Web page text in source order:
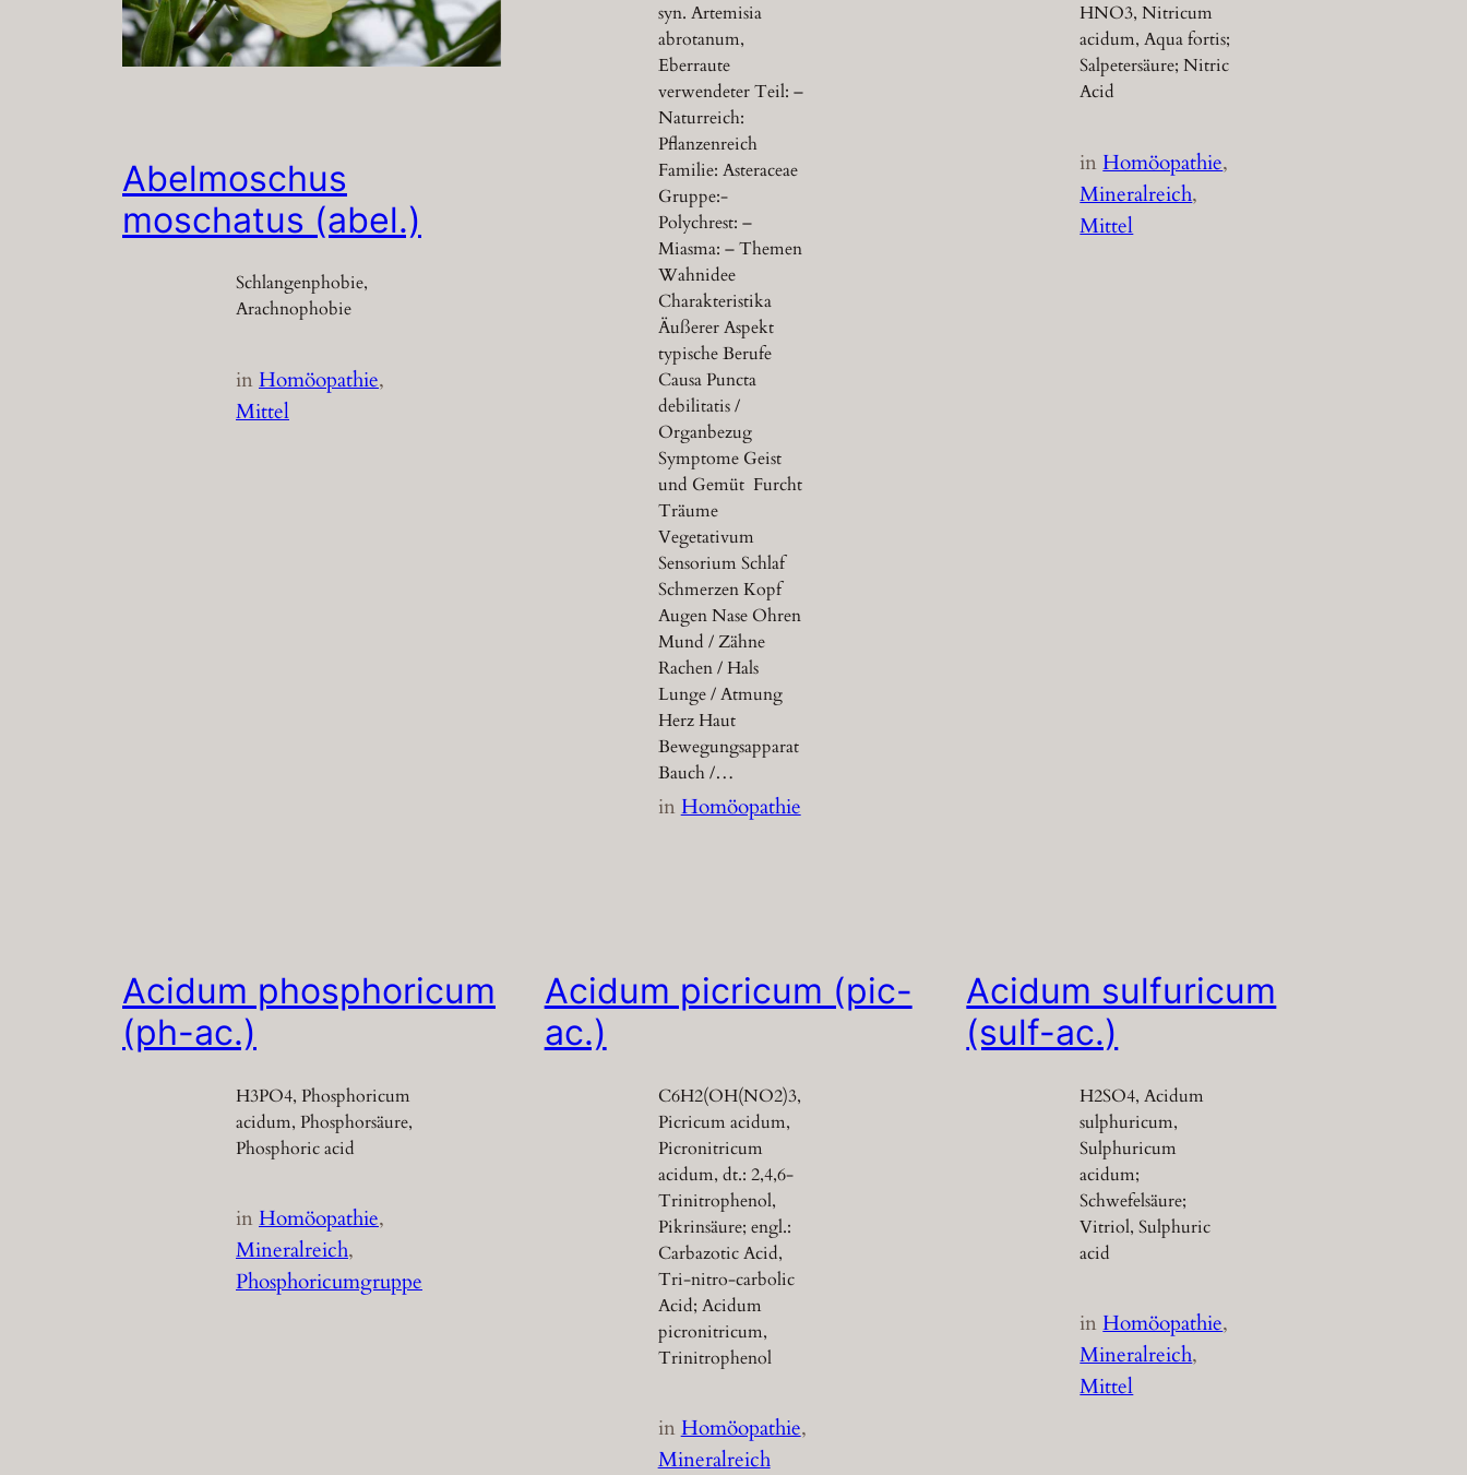
Abelmoschus
moschatus (abel.)
Schlangenphobie,
Arachnophobie
inHomöopathie
Mittel
syn. Artemisia
abrotanum,
Eberraute
verwendeter Teil: –
Naturreich:
Pflanzenreich
Familie: Asteraceae
Gruppe:-
Polychrest: –
Miasma: – Themen
Wahnidee
Charakteristika
Äußerer Aspekt
typische Berufe
Causa Puncta
debilitatis /
Organbezug
Symptome Geist
und Gemüt Furcht
Träume
Vegetativum
Sensorium Schlaf
Schmerzen Kopf
Augen Nase Ohren
Mund / Zähne
Rachen / Hals
Lunge / Atmung
Herz Haut
Bewegungsapparat
Bauch /…
inHomöopathie
HNO3, Nitricum
acidum, Aqua fortis;
Salpetersäure; Nitric
Acid
inHomöopathie
Mineralreich
Mittel
Acidum phosphoricum
(ph-ac.)
H3PO4, Phosphoricum
acidum, Phosphorsäure,
Phosphoric acid
inHomöopathie
Mineralreich
Phosphoricumgruppe
Acidum picricum (pic-
ac.)
C6H2(OH(NO2)3,
Picricum acidum,
Picronitricum
acidum, dt.: 2,4,6-
Trinitrophenol,
Pikrinsäure; engl.:
Carbazotic Acid,
Tri-nitro-carbolic
Acid; Acidum
picronitricum,
Trinitrophenol
inHomöopathie
Mineralreich
Acidum sulfuricum
(sulf-ac.)
H2SO4, Acidum
sulphuricum,
Sulphuricum
acidum;
Schwefelsäure;
Vitriol, Sulphuric
acid
inHomöopathie
Mineralreich
Mittel